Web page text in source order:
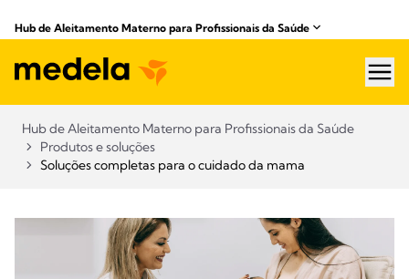
Hub de Aleitamento Materno para Profissionais da Saúde​
Hub de Aleitamento Materno para Profissionais da Saúde​
Produtos e soluções
Soluções completas para o cuidado da mama